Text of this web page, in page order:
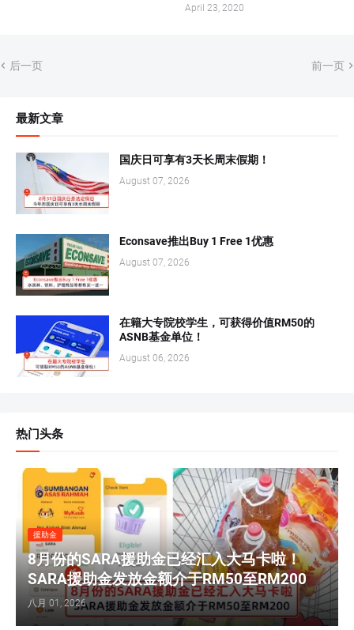
April 23, 2020
后一页 前一页
最新文章
国庆日可享有3天长周末假期！
August 07, 2026
Econsave推出Buy 1 Free 1优惠
August 07, 2026
在籍大专院校学生，可获得价值RM50的
ASNB基金单位！
August 06, 2026
热门头条
援助金
8月份的SARA援助金已经汇入大马卡啦！
SARA援助金发放金额介于RM50至RM200
八月 01, 2026